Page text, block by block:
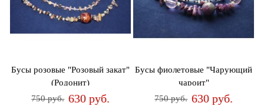
Бусы розовые "Розовый закат"
(Родонит)
750 руб. 630 руб.
Бусы фиолетовые "Чарующий
чароит"
750 руб. 630 руб.